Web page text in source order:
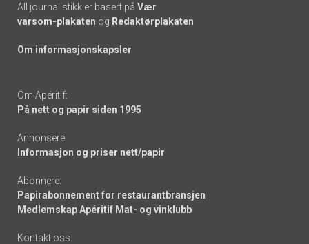
All journalistikk er basert på Vær
varsom-plakaten og Redaktørplakaten
Om informasjonskapsler
Om Apéritif:
På nett og papir siden 1995
Annonsere:
Informasjon og priser nett/papir
Abonnere:
Papirabonnement for restaurantbransjen
Medlemskap Apéritif Mat- og vinklubb
Kontakt oss: